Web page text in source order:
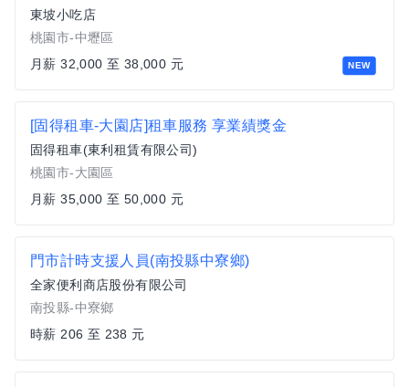
NEW
東坡小吃店
桃園市-中壢區
月薪 32,000 至 38,000 元
[固得租車-大園店]租車服務 享業績獎金
固得租車(東利租賃有限公司)
桃園市-大園區
月薪 35,000 至 50,000 元
門市計時支援人員(南投縣中寮鄉)
全家便利商店股份有限公司
南投縣-中寮鄉
時薪 206 至 238 元